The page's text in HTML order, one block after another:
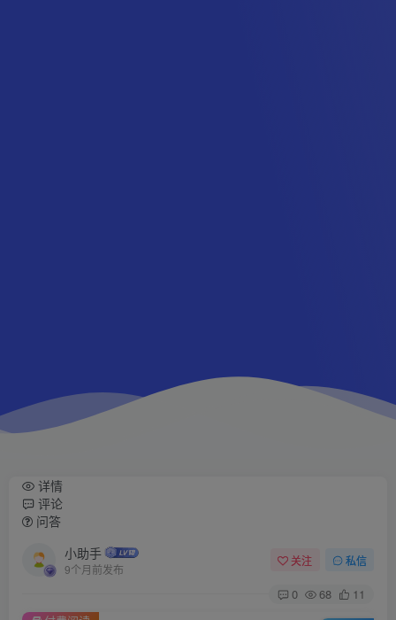
详情
评论
问答
小助手
9个月前发布
关注 私信
0 68
11